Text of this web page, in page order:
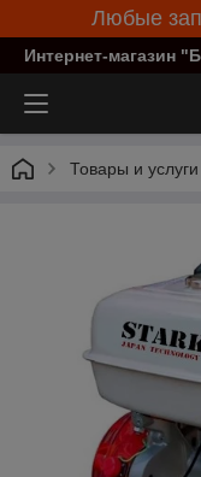
Любые
Интернет-магазин
Товары и услуги